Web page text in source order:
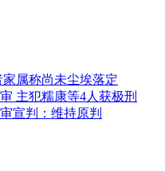
死”属称尚未尘埃落定
主犯糯康等4人获极刑
宣判：维持原判